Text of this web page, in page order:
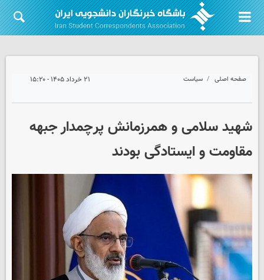
صفحه اصلی سیاست ۲۱ خرداد ۱۴۰۵ - ۱۵:۲۰
شهید سلامی و همرزمانش پرچمدار جبهه
مقاومت و ایستادگی بودند